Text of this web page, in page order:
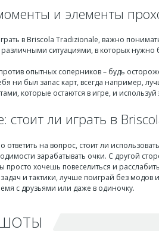
и элементы
в Briscola Tradizionale, важно
с различными ситуациями, в которых
опытных соперников – будь
ни был запас карт, всегда например,
которые остаются в игре, и
стоит ли играть в
на вопрос, стоит ли использовать
зарабатывать очки. С другой
просто хочешь повеселиться и
и тактики, лучше поиграй без
с друзьями или даже в одиночку.